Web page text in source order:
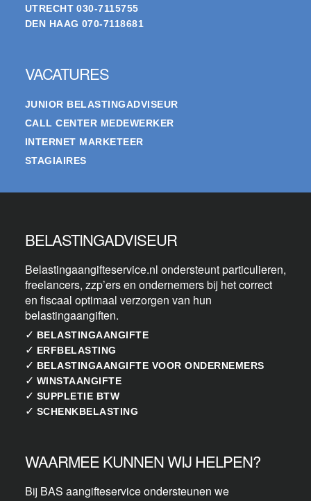
UTRECHT 030-7115755
DEN HAAG 070-7118681
VACATURES
JUNIOR BELASTINGADVISEUR
CALL CENTER MEDEWERKER
INTERNET MARKETEER
STAGIAIRES
BELASTINGADVISEUR
Belastingaangifteservice.nl ondersteunt particulieren,
freelancers, zzp’ers en ondernemers bij het correct
en fiscaal optimaal verzorgen van hun
belastingaangiften.
✓ BELASTINGAANGIFTE
✓ ERFBELASTING
✓ BELASTINGAANGIFTE VOOR ONDERNEMERS
✓ WINSTAANGIFTE
✓ SUPPLETIE BTW
✓ SCHENKBELASTING
WAARMEE KUNNEN WIJ HELPEN?
Bij BAS aangifteservice ondersteunen we